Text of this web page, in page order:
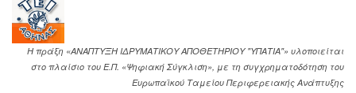
Η πράξη «ΑΝΑΠΤΥΞΗ ΙΔΡΥΜΑΤΙΚΟΥ ΑΠΟΘΕΤΗΡΙΟΥ "ΥΠΑΤΙΑ"» υλοποιείται
στο πλαίσιο του Ε.Π. «Ψηφιακή Σύγκλιση», με τη συγχρηματοδότηση του
Ευρωπαϊκού Ταμείου Περιφερειακής Ανάπτυξης